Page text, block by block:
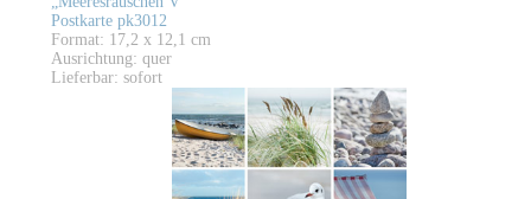
Postkarte pk3012
Format: 17,2 x 12,1 cm
Ausrichtung: quer
Lieferbar: sofort